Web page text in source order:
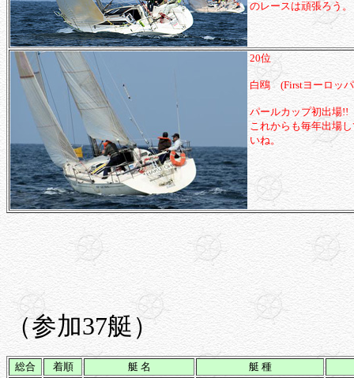
のレースは頑張ろう。
20位
白鴎 (Firstヨーロッ
パールカップ初出場!!
これからも毎年出場
いね。
（参加37艇）
総合 着順 艇 名
艇 種